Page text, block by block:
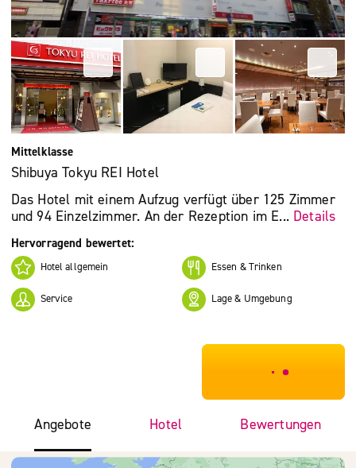
Mittelklasse
Shibuya Tokyu REI Hotel
Das Hotel mit einem Aufzug verfügt über 125 Zimmer
und 94 Einzelzimmer. An der Rezeption im E... Details
Hervorragend bewertet:
Hotel allgemein Essen & Trinken
Service Lage & Umgebung
***************
Angebote Hotel Bewertungen